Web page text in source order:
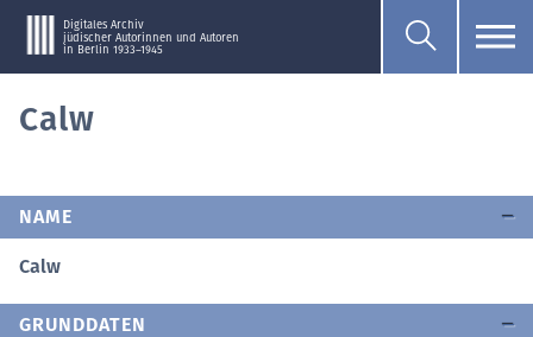
Digitales Archiv
jüdischer Autorinnen und Autoren
in Berlin 1933–1945
Calw
NAME
Calw
GRUNDDATEN